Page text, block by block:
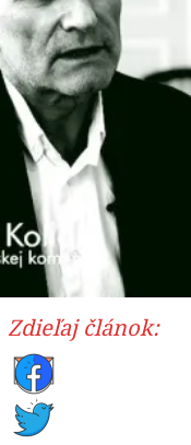
Zdieľaj článok: